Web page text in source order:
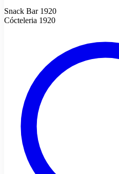
Snack Bar 1920
Cócteleria 1920